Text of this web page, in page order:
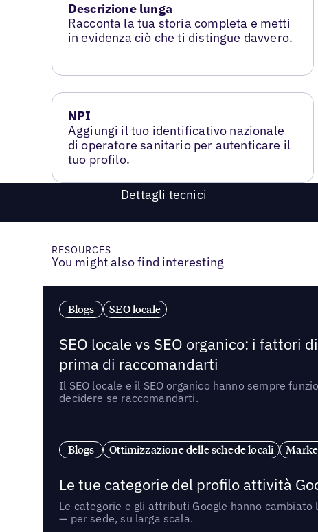
Descrizione lunga
Racconta la tua storia completa e metti
in evidenza ciò che ti distingue davvero.
NPI
Aggiungi il tuo identificativo nazionale
di operatore sanitario per autenticare il
tuo profilo.
Dettagli tecnici
RESOURCES
You might also find interesting
Blogs SEO locale
SEO locale vs SEO organico: i fattori
prima di raccomandarti
Il SEO locale e il SEO organico hanno sempre
decidere se raccomandarti.
Blogs Ottimizzazione delle schede locali
Le tue categorie del profilo attività
Le categorie e gli attributi Google hanno
— per sede, su larga scala.